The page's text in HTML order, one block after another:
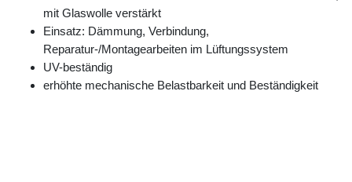
mit Glaswolle verstärkt
Einsatz: Dämmung, Verbindung,
Reparatur-/Montagearbeiten im Lüftungssystem
UV-beständig
erhöhte mechanische Belastbarkeit und Beständigkeit